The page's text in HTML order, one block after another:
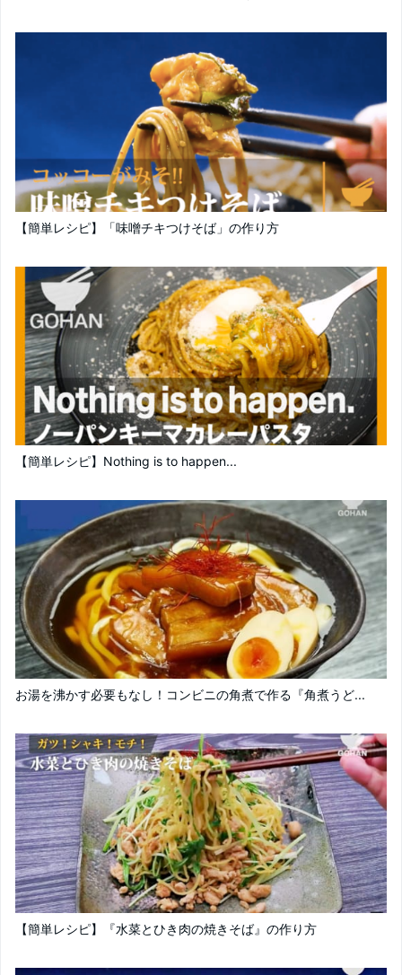
【簡単レシピ】「味噌チキつけそば」の作り方
【簡単レシピ】Nothing is to happen...
お湯を沸かす必要もなし！コンビニの角煮で作る『角煮うど...
【簡単レシピ】『水菜とひき肉の焼きそば』の作り方